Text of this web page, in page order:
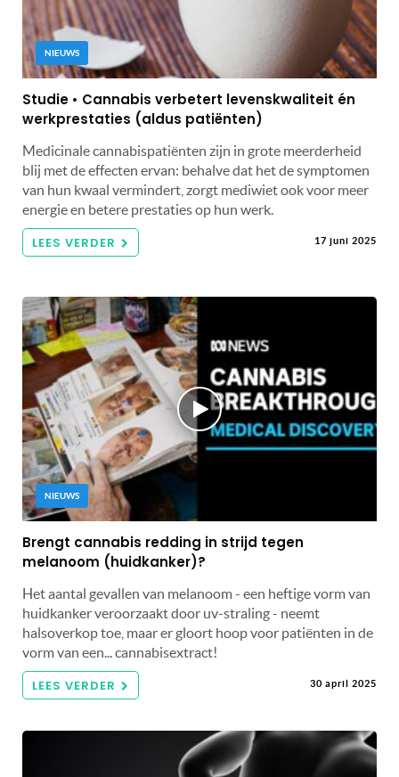
NIEUWS
Studie • Cannabis verbetert levenskwaliteit én
werkprestaties (aldus patiënten)
Medicinale cannabispatiënten zijn in grote meerderheid
blij met de effecten ervan: behalve dat het de symptomen
van hun kwaal vermindert, zorgt mediwiet ook voor meer
energie en betere prestaties op hun werk.
LEES VERDER 17 juni 2025
NIEUWS
Brengt cannabis redding in strijd tegen
melanoom (huidkanker)?
Het aantal gevallen van melanoom - een heftige vorm van
huidkanker veroorzaakt door uv-straling - neemt
halsoverkop toe, maar er gloort hoop voor patiënten in de
vorm van een... cannabisextract!
LEES VERDER 30 april 2025